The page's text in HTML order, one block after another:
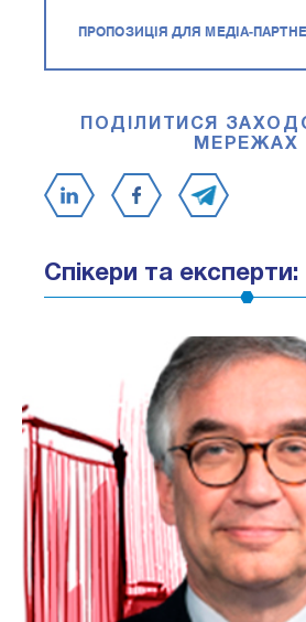
ПРОПОЗИЦІЯ ДЛЯ МЕДІА-
ПОДІЛИТИСЯ
МЕРЕЖАХ
Спікери та експерти: